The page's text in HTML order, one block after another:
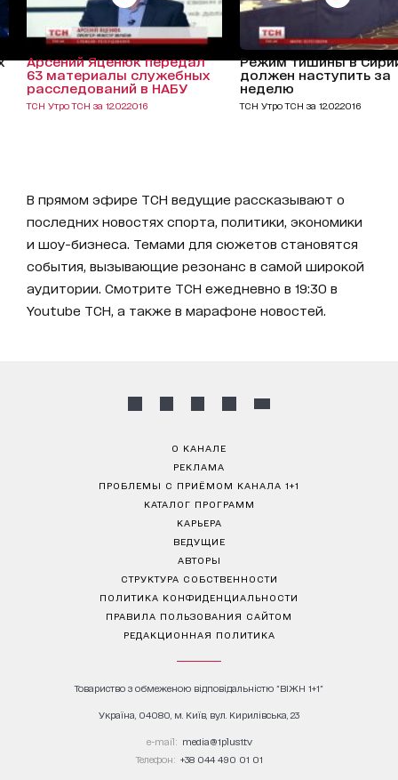
Арсений Яценюк передал
63 материалы служебных
расследований в НАБУ
ТСН Утро ТСН за 12.02.2016
Режим тишины в
должен наступить за
неделю
ТСН Утро ТСН за 12.02.2016
В прямом эфире ТСН ведущие рассказывают о
последних новостях спорта, политики, экономики
и шоу-бизнеса. Темами для сюжетов становятся
события, вызывающие резонанс в самой широкой
аудитории. Смотрите ТСН ежедневно в 19:30 в
Youtube ТСН, а также в марафоне новостей.
О КАНАЛЕ
РЕКЛАМА
ПРОБЛЕМЫ С ПРИЁМОМ КАНАЛА 1+1
КАТАЛОГ ПРОГРАММ
КАРЬЕРА
ВЕДУЩИЕ
АВТОРЫ
СТРУКТУРА СОБСТВЕННОСТИ
ПОЛИТИКА КОНФИДЕНЦИАЛЬНОСТИ
ПРАВИЛА ПОЛЬЗОВАНИЯ САЙТОМ
РЕДАКЦИОННАЯ ПОЛИТИКА
Товариство з обмеженою відповідальністю "ВІЖН 1+1"
Україна, 04080, м. Київ, вул. Кирилівська, 23
е-mail: media@1plus1.tv
Телефон: +38 044 490 01 01